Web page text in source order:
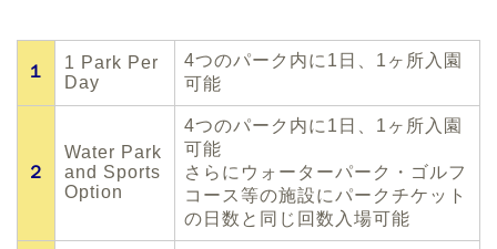
１
1 Park Per
Day
4つのパーク内に1日、1ヶ所入園
可能
２
Water Park
and Sports
Option
4つのパーク内に1日、1ヶ所入園
可能
さらにウォーターパーク・ゴルフ
コース等の施設にパークチケット
の日数と同じ回数入場可能